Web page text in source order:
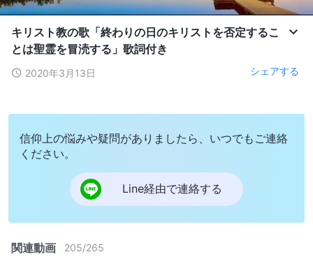
キリスト教の歌「終わりの日のキリストを否定するこ
とは聖霊を冒涜する」歌詞付き
2020年3月13日 シェアする
信仰上の悩みや疑問がありましたら、いつでもご連絡
ください。
Line経由で連絡する
関連動画 205/265